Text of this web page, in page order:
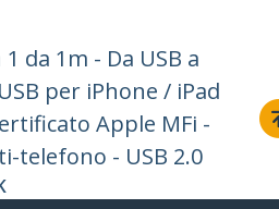
da 1m - Da USB a
per iPhone / iPad
Apple MFi -
telefono - USB 2.0